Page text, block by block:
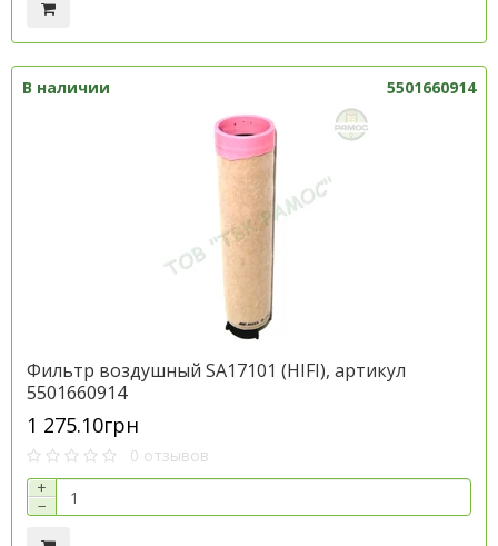
В наличии 5501660914
Фильтр воздушный SA17101 (HІFІ), артикул
5501660914
1 275.10грн
0 отзывов
+
−